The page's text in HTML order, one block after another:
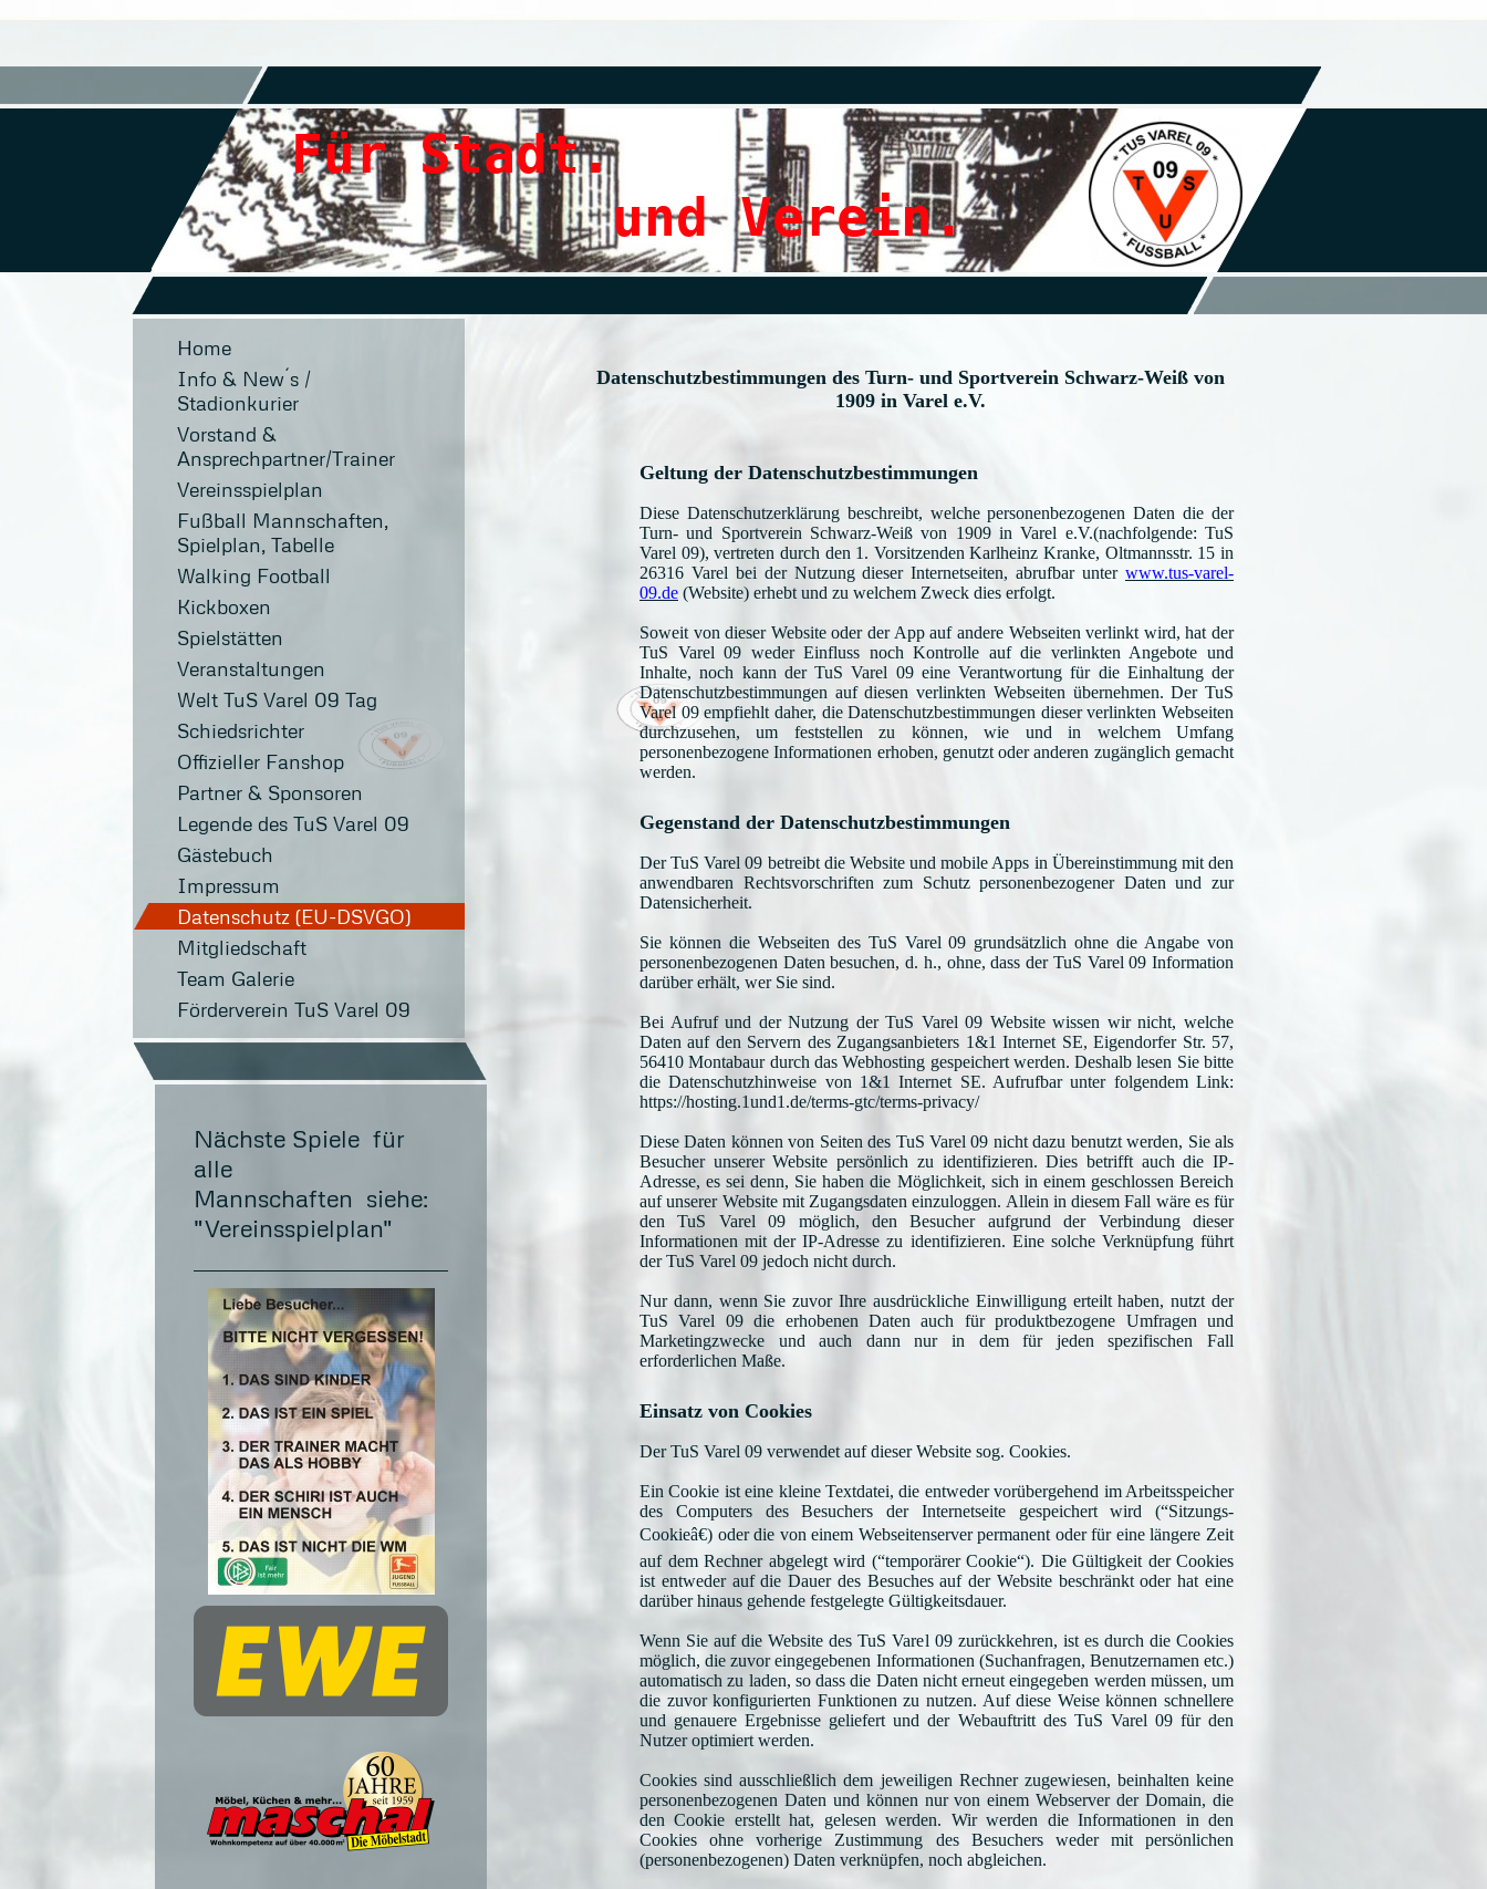
Für Stadt.
und Verein.
Home
Info & New´s /
Stadionkurier
Vorstand &
Ansprechpartner/Trainer
Vereinsspielplan
Fußball Mannschaften,
Spielplan, Tabelle
Walking Football
Kickboxen
Spielstätten
Veranstaltungen
Welt TuS Varel 09 Tag
Schiedsrichter
Offizieller Fanshop
Partner & Sponsoren
Legende des TuS Varel 09
Gästebuch
Impressum
Datenschutz (EU-DSVGO)
Mitgliedschaft
Team Galerie
Förderverein TuS Varel 09
Nächste Spiele für
alle
Mannschaften siehe:
"Vereinsspielplan"
Datenschutzbestimmungen des Turn- und Sportverein Schwarz-Weiß von
1909 in Varel e.V.
Geltung der Datenschutzbestimmungen
Diese Datenschutzerklärung beschreibt, welche personenbezogenen Daten die der
Turn- und Sportverein Schwarz-Weiß von 1909 in Varel e.V.(nachfolgende: TuS
Varel 09), vertreten durch den 1. Vorsitzenden Karlheinz Kranke, Oltmannsstr. 15 in
26316 Varel bei der Nutzung dieser Internetseiten, abrufbar unter www.tus-varel-
09.de (Website) erhebt und zu welchem Zweck dies erfolgt.
Soweit von dieser Website oder der App auf andere Webseiten verlinkt wird, hat der
TuS Varel 09 weder Einfluss noch Kontrolle auf die verlinkten Angebote und
Inhalte, noch kann der TuS Varel 09 eine Verantwortung für die Einhaltung der
Datenschutzbestimmungen auf diesen verlinkten Webseiten übernehmen. Der TuS
Varel 09 empfiehlt daher, die Datenschutzbestimmungen dieser verlinkten Webseiten
durchzusehen, um feststellen zu können, wie und in welchem Umfang
personenbezogene Informationen erhoben, genutzt oder anderen zugänglich gemacht
werden.
Gegenstand der Datenschutzbestimmungen
Der TuS Varel 09 betreibt die Website und mobile Apps in Übereinstimmung mit den
anwendbaren Rechtsvorschriften zum Schutz personenbezogener Daten und zur
Datensicherheit.
Sie können die Webseiten des TuS Varel 09 grundsätzlich ohne die Angabe von
personenbezogenen Daten besuchen, d. h., ohne, dass der TuS Varel 09 Information
darüber erhält, wer Sie sind.
Bei Aufruf und der Nutzung der TuS Varel 09 Website wissen wir nicht, welche
Daten auf den Servern des Zugangsanbieters 1&1 Internet SE, Eigendorfer Str. 57,
56410 Montabaur durch das Webhosting gespeichert werden. Deshalb lesen Sie bitte
die Datenschutzhinweise von 1&1 Internet SE. Aufrufbar unter folgendem Link:
https://hosting.1und1.de/terms-gtc/terms-privacy/
Diese Daten können von Seiten des TuS Varel 09 nicht dazu benutzt werden, Sie als
Besucher unserer Website persönlich zu identifizieren. Dies betrifft auch die IP-
Adresse, es sei denn, Sie haben die Möglichkeit, sich in einem geschlossen Bereich
auf unserer Website mit Zugangsdaten einzuloggen. Allein in diesem Fall wäre es für
den TuS Varel 09 möglich, den Besucher aufgrund der Verbindung dieser
Informationen mit der IP-Adresse zu identifizieren. Eine solche Verknüpfung führt
der TuS Varel 09 jedoch nicht durch.
Nur dann, wenn Sie zuvor Ihre ausdrückliche Einwilligung erteilt haben, nutzt der
TuS Varel 09 die erhobenen Daten auch für produktbezogene Umfragen und
Marketingzwecke und auch dann nur in dem für jeden spezifischen Fall
erforderlichen Maße.
Einsatz von Cookies
Der TuS Varel 09 verwendet auf dieser Website sog. Cookies.
Ein Cookie ist eine kleine Textdatei, die entweder vorübergehend im Arbeitsspeicher
des Computers des Besuchers der Internetseite gespeichert wird (“Sitzungs-
Cookieâ€) oder die von einem Webseitenserver permanent oder für eine längere Zeit
auf dem Rechner abgelegt wird (“temporärer Cookie“). Die Gültigkeit der Cookies
ist entweder auf die Dauer des Besuches auf der Website beschränkt oder hat eine
darüber hinaus gehende festgelegte Gültigkeitsdauer.
Wenn Sie auf die Website des TuS Varel 09 zurückkehren, ist es durch die Cookies
möglich, die zuvor eingegebenen Informationen (Suchanfragen, Benutzernamen etc.)
automatisch zu laden, so dass die Daten nicht erneut eingegeben werden müssen, um
die zuvor konfigurierten Funktionen zu nutzen. Auf diese Weise können schnellere
und genauere Ergebnisse geliefert und der Webauftritt des TuS Varel 09 für den
Nutzer optimiert werden.
Cookies sind ausschließlich dem jeweiligen Rechner zugewiesen, beinhalten keine
personenbezogenen Daten und können nur von einem Webserver der Domain, die
den Cookie erstellt hat, gelesen werden. Wir werden die Informationen in den
Cookies ohne vorherige Zustimmung des Besuchers weder mit persönlichen
(personenbezogenen) Daten verknüpfen, noch abgleichen.